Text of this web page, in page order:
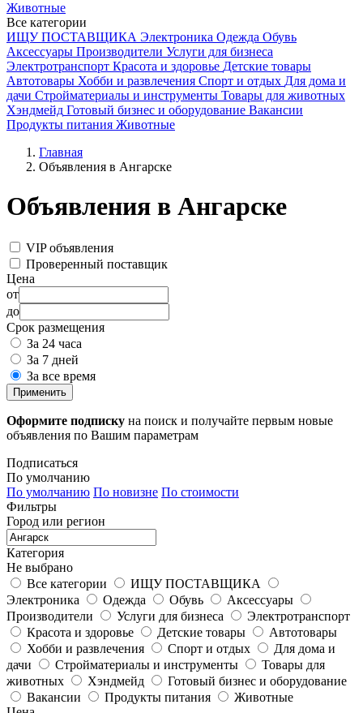
Животные
Все категории
ИЩУ ПОСТАВЩИКА Электроника Одежда Обувь
Аксессуары Производители Услуги для бизнеса
Электротранспорт Красота и здоровье Детские товары
Автотовары Хобби и развлечения Спорт и отдых Для дома и
дачи Стройматериалы и инструменты Товары для животных
Хэндмейд Готовый бизнес и оборудование Вакансии
Продукты питания Животные
Главная
Объявления в Ангарске
Объявления в Ангарске
VIP объявления
Проверенный поставщик
Цена
от
до
Срок размещения
За 24 часа
За 7 дней
За все время
Применить
Оформите подписку на поиск и получайте первым новые
объявления по Вашим параметрам
Подписаться
По умолчанию
По умолчанию По новизне По стоимости
Фильтры
Город или регион
Категория
Не выбрано
Все категории
ИЩУ ПОСТАВЩИКА
Электроника
Одежда Обувь
Аксессуары
Производители
Услуги для бизнеса
Электротранспорт
Красота и здоровье
Детские товары
Автотовары
Хобби и развлечения
Спорт и отдых
Для дома и
дачи
Стройматериалы и инструменты
Товары для
животных
Хэндмейд
Готовый бизнес и оборудование
Вакансии
Продукты питания
Животные